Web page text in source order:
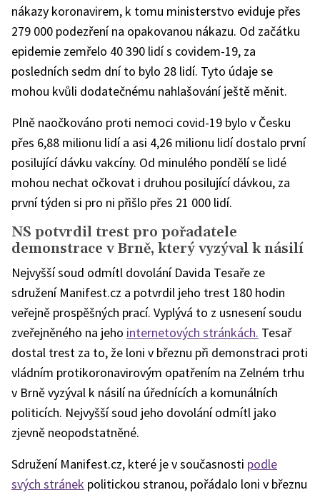
nákazy koronavirem, k tomu ministerstvo eviduje přes
279 000 podezření na opakovanou nákazu. Od začátku
epidemie zemřelo 40 390 lidí s covidem-19, za
posledních sedm dní to bylo 28 lidí. Tyto údaje se
mohou kvůli dodatečnému nahlašování ještě měnit.
Plně naočkováno proti nemoci covid-19 bylo v Česku
přes 6,88 milionu lidí a asi 4,26 milionu lidí dostalo první
posilující dávku vakcíny. Od minulého pondělí se lidé
mohou nechat očkovat i druhou posilující dávkou, za
první týden si pro ni přišlo přes 21 000 lidí.
NS potvrdil trest pro pořadatele
demonstrace v Brně, který vyzýval k násilí
Nejvyšší soud odmítl dovolání Davida Tesaře ze
sdružení Manifest.cz a potvrdil jeho trest 180 hodin
veřejně prospěšných prací. Vyplývá to z usnesení soudu
zveřejněného na jeho internetových stránkách. Tesař
dostal trest za to, že loni v březnu při demonstraci proti
vládním protikoronavirovým opatřením na Zelném trhu
v Brně vyzýval k násilí na úřednících a komunálních
politicích. Nejvyšší soud jeho dovolání odmítl jako
zjevně neopodstatněné.
Sdružení Manifest.cz, které je v současnosti podle
svých stránek politickou stranou, pořádalo loni v březnu